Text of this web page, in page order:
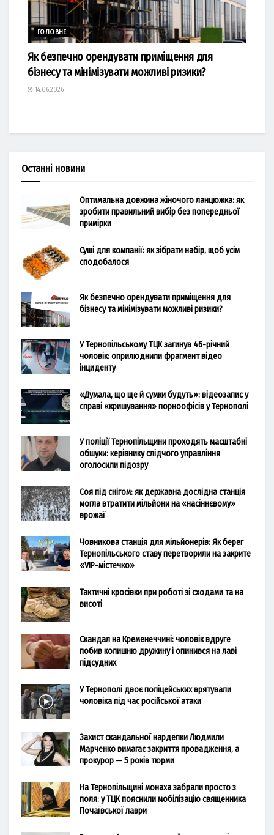
ГОЛОВНЕ
Як безпечно орендувати приміщення для
бізнесу та мінімізувати можливі ризики?
14.06.2026
Останні новини
Оптимальна довжина жіночого ланцюжка: як
зробити правильний вибір без попередньої
примірки
Суші для компанії: як зібрати набір, щоб усім
сподобалося
Як безпечно орендувати приміщення для
бізнесу та мінімізувати можливі ризики?
У Тернопільському ТЦК загинув 46-річний
чоловік: оприлюднили фрагмент відео
інциденту
«Думала, що ще й сумки будуть»: відеозапис у
справі «кришування» порноофісів у Тернополі
У поліції Тернопільщини проходять масштабні
обшуки: керівнику слідчого управління
оголосили підозру
Соя під снігом: як державна дослідна станція
могла втратити мільйони на «насіннєвому»
врожаї
Човникова станція для мільйонерів: Як берег
Тернопільського ставу перетворили на закрите
«VIP-містечко»
Тактичні кросівки при роботі зі сходами та на
висоті
Скандал на Кременеччині: чоловік вдруге
побив колишню дружину і опинився на лаві
підсудних
У Тернополі двоє поліцейських врятували
чоловіка під час російської атаки
Захист скандальної нардепки Людмили
Марченко вимагає закриття провадження, а
прокурор — 5 років тюрми
На Тернопільщині монаха забрали просто з
поля: у ТЦК пояснили мобілізацію священника
Почаївської лаври